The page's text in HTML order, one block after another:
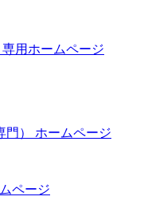
用ホームページ
門） ホームページ
ページ